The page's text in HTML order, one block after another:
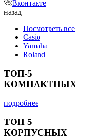
Вконтакте
назад
Посмотреть все
Casio
Yamaha
Roland
ТОП-5
КОМПАКТНЫХ
подробнее
ТОП-5
КОРПУСНЫХ